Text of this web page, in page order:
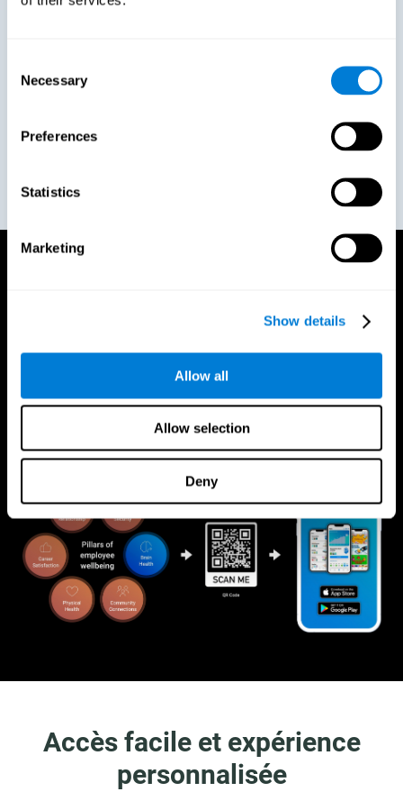
Selection
Necessary
Preferences
Statistics
Marketing
Show details
Allow all
Allow selection
Deny
développement des compétences en leadership.
[...] Nos employés constituent notre principal atout
exceller au travail."
aide à améliorer la santé cognitive des employés
pour qu'ils s'épanouissent au travail et en dehors.
Des outils numériques pour évaluer et entraîner vos
capacités cognitives et votre plasticité cérébrale
Accès facile et expérience
personnalisée